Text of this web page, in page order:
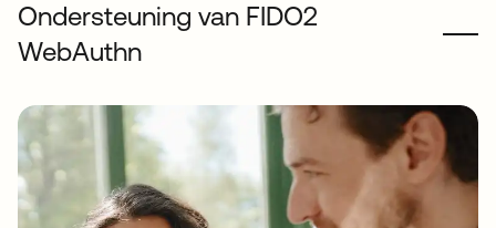
Ondersteuning van FIDO2
WebAuthn